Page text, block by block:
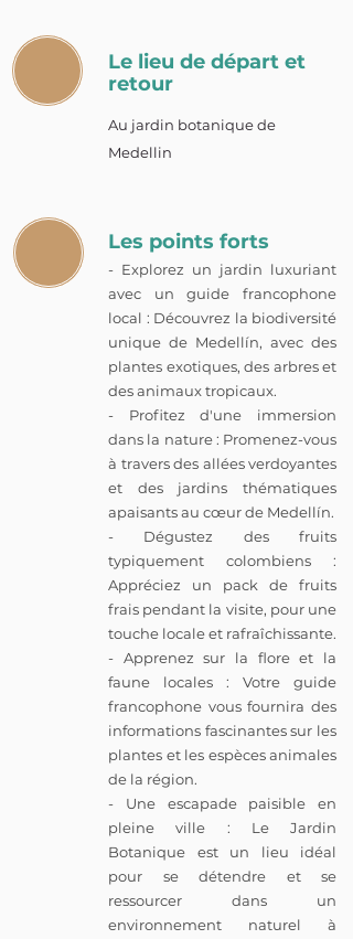
Le lieu de départ et
retour
Au jardin botanique de
Medellin
Les points forts
- Explorez un jardin luxuriant
avec un guide francophone
local : Découvrez la biodiversité
unique de Medellín, avec des
plantes exotiques, des arbres et
des animaux tropicaux.
- Profitez d'une immersion
dans la nature : Promenez-vous
à travers des allées verdoyantes
et des jardins thématiques
apaisants au cœur de Medellín.
- Dégustez des fruits
typiquement colombiens :
Appréciez un pack de fruits
frais pendant la visite, pour une
touche locale et rafraîchissante.
- Apprenez sur la flore et la
faune locales : Votre guide
francophone vous fournira des
informations fascinantes sur les
plantes et les espèces animales
de la région.
- Une escapade paisible en
pleine ville : Le Jardin
Botanique est un lieu idéal
pour se détendre et se
ressourcer dans un
environnement naturel à